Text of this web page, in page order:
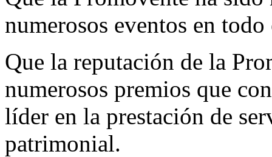
numerosos eventos en
Que la reputación de la
numerosos premios que
líder en la prestación de
patrimonial.